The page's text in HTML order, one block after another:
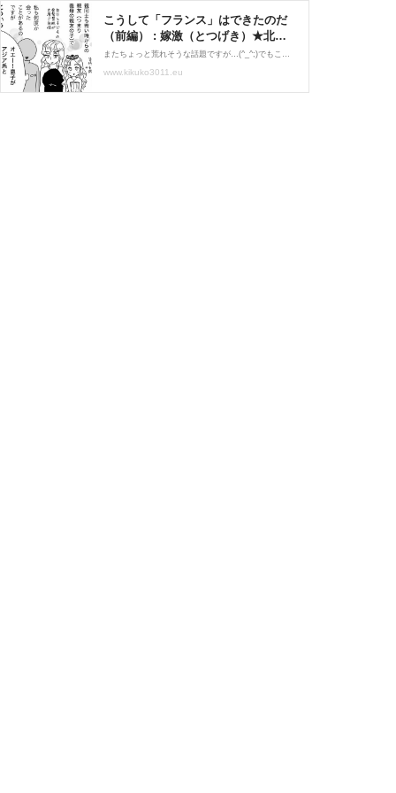
こうして「フランス」はできたのだ
（前編） : 嫁激（とつげき）★北フ
ランス家族 Powered by ライブドア
ブログ
またちょっと荒れそうな話題ですが…(^_^;)でもこれぞ国際結婚！なエピソードな気もするので描いちゃいます！世界旅行に行くかもと話していたＥちゃんについてはこちら↓ 長くなっちゃったので後編に分けます。実はこの結婚パーティーでの話を聞いたのは結構最近なんですが、
www.kikuko3011.eu